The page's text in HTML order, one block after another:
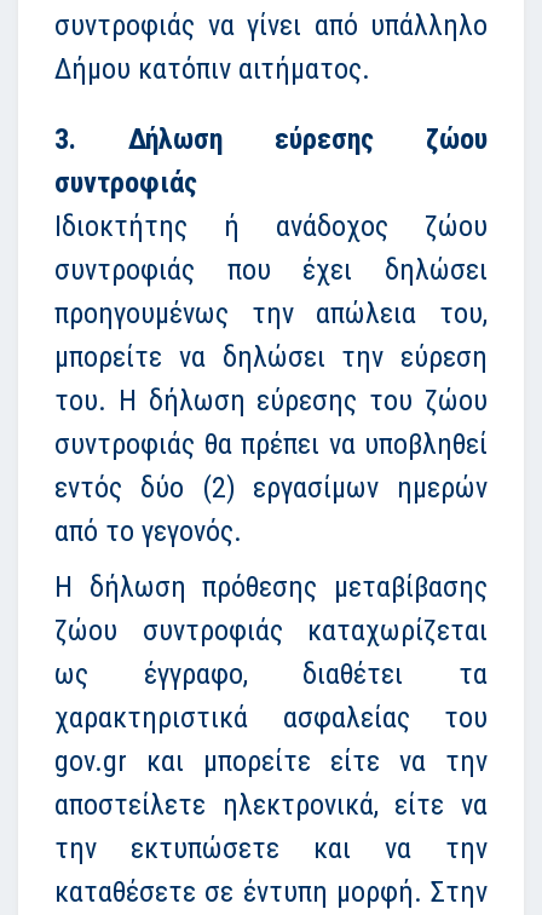
συντροφιάς να γίνει από υπάλληλο
Δήμου κατόπιν αιτήματος.
3. Δήλωση εύρεσης ζώου
συντροφιάς
Ιδιοκτήτης ή ανάδοχος ζώου
συντροφιάς που έχει δηλώσει
προηγουμένως την απώλεια του,
μπορείτε να δηλώσει την εύρεση
του. Η δήλωση εύρεσης του ζώου
συντροφιάς θα πρέπει να υποβληθεί
εντός δύο (2) εργασίμων ημερών
από το γεγονός.
Η δήλωση πρόθεσης μεταβίβασης
ζώου συντροφιάς καταχωρίζεται
ως έγγραφο, διαθέτει τα
χαρακτηριστικά ασφαλείας του
gov.gr και μπορείτε είτε να την
αποστείλετε ηλεκτρονικά, είτε να
την εκτυπώσετε και να την
καταθέσετε σε έντυπη μορφή. Στην